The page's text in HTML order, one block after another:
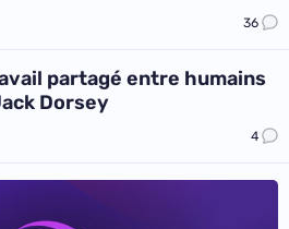
36
partagé entre humains
Dorsey
4